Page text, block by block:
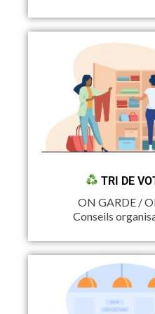
TRI DE
ON GARDE /
Conseils